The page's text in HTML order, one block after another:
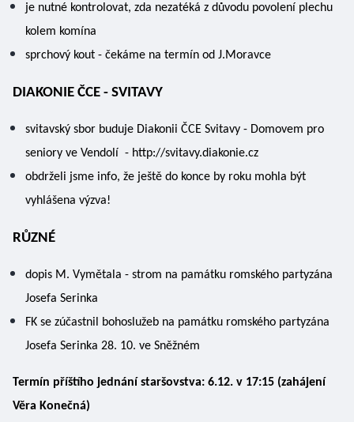
je nutné kontrolovat, zda nezatéká z důvodu povolení plechu
kolem komína
sprchový kout - čekáme na termín od J.Moravce
DIAKONIE ČCE - SVITAVY
svitavský sbor buduje Diakonii ČCE Svitavy - Domovem pro
seniory ve Vendolí  - http://svitavy.diakonie.cz
obdrželi jsme info, že ještě do konce by roku mohla být
vyhlášena výzva!
RŮZNÉ
dopis M. Vymětala - strom na památku romského partyzána
Josefa Serinka
FK se zúčastnil bohoslužeb na památku romského partyzána
Josefa Serinka 28. 10. ve Sněžném
Termín příštího jednání staršovstva: 6.12. v 17:15 (zahájení
Věra Konečná)